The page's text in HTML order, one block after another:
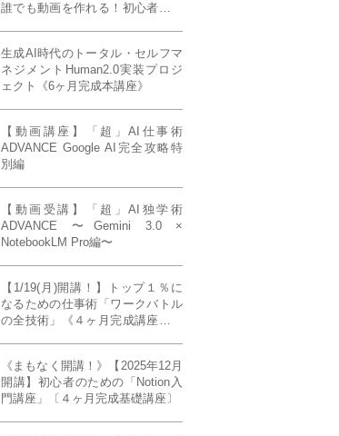
誰でも動画を作れる！初心者から
生成AI時代のトータル・セルフマ
ネジメントHuman2.0実装プロジ
ェクト《6ヶ月完成本講座》
【動画講座】「超」AI仕事術
ADVANCE Google AI完全攻略特
別編
【動画受講】「超」AI独学術
ADVANCE 〜Gemini 3.0 ×
NotebookLM Pro編〜
【1/19(月)開講！】トップ１％に
なるための仕事術「ワークバトル
の全技術」《４ヶ月完成講座》ー
《まもなく開講！》【2025年12月
開講】初心者のための「Notion入
門講座」〔４ヶ月完成基礎講座〕